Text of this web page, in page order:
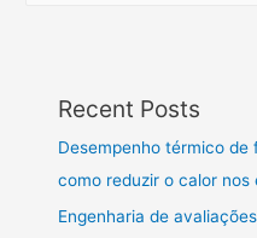
Recent Posts
Desempenho térmico
como reduzir o calor nos
Engenharia de